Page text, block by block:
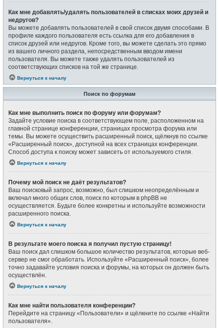
Как мне добавлять/удалять пользователей в списках моих друзей и
недругов?
Вы можете добавлять пользователей в свой список двумя способами. В
профиле каждого пользователя есть ссылка для его добавления в
список друзей или недругов. Кроме того, вы можете сделать это прямо
из вашего личного раздела, непосредственным вводом имени
пользователя. Вы можете также удалять пользователей из
соответствующих списков на той же странице.
Вернуться к началу
Поиск по форумам
Как мне выполнить поиск по форуму или форумам?
Задайте условие поиска в соответствующем поле, расположенном на
главной странице конференции, страницах просмотра форума или
темы. Вы можете осуществить расширенный поиск, щёлкнув по ссылке
«Расширенный поиск», доступной на всех страницах конференции.
Способ доступа к поиску может зависеть от используемого стиля.
Вернуться к началу
Почему мой поиск не даёт результатов?
Ваш поисковый запрос, возможно, был слишком неопределённым и
включал много общих слов, поиск по которым в phpBB не
осуществляется. Будьте более конкретны и используйте возможности
расширенного поиска.
Вернуться к началу
В результате моего поиска я получил пустую страницу!
Ваш поиск дал слишком большое количество результатов, которые веб-
сервер не смог обработать. Используйте «Расширенный поиск», более
точно задавайте условия поиска и форумы, на которых он должен быть
осуществлён.
Вернуться к началу
Как мне найти пользователя конференции?
Перейдите на страницу «Пользователи» и щёлкните по ссылке «Найти
пользователя».